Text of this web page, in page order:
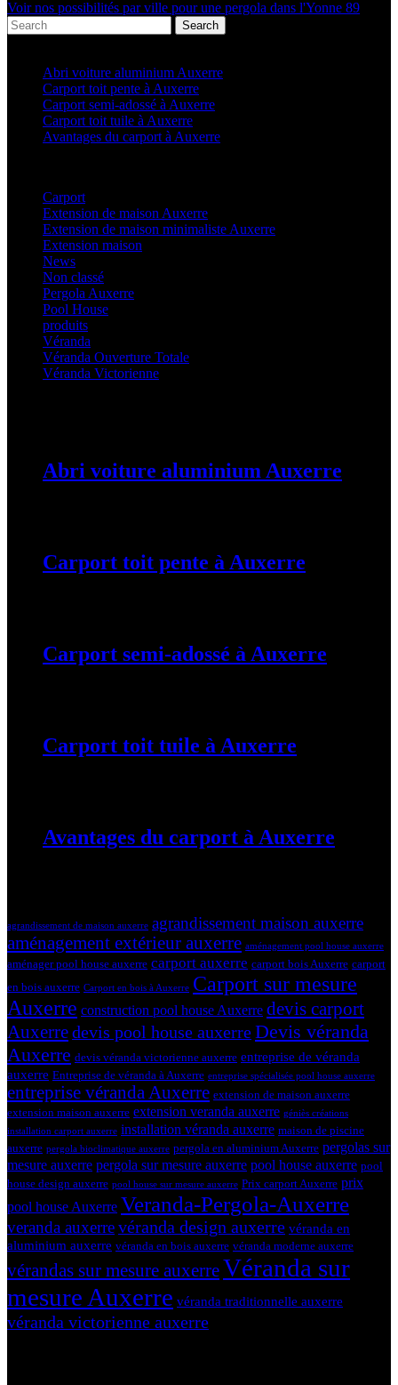
Voir nos possibilités par ville pour une pergola dans l'Yonne 89
Search
Abri voiture aluminium Auxerre
Carport toit pente à Auxerre
Carport semi-adossé à Auxerre
Carport toit tuile à Auxerre
Avantages du carport à Auxerre
Carport
Extension de maison Auxerre
Extension de maison minimaliste Auxerre
Extension maison
News
Non classé
Pergola Auxerre
Pool House
produits
Véranda
Véranda Ouverture Totale
Véranda Victorienne
Abri voiture aluminium Auxerre
Carport toit pente à Auxerre
Carport semi-adossé à Auxerre
Carport toit tuile à Auxerre
Avantages du carport à Auxerre
agrandissement de maison auxerre agrandissement maison auxerre
aménagement extérieur auxerre aménagement pool house auxerre
aménager pool house auxerre carport auxerre carport bois Auxerre carport
en bois auxerre Carport en bois à Auxerre Carport sur mesure
Auxerre construction pool house Auxerre devis carport
Auxerredevis pool house auxerreDevis véranda
Auxerre devis véranda victorienne auxerre entreprise de véranda
auxerre Entreprise de véranda à Auxerre entreprise spécialisée pool house auxerre
entreprise véranda Auxerre extension de maison auxerre
extension maison auxerre extension veranda auxerre géniès créations
installation carport auxerre installation véranda auxerre maison de piscine
auxerre pergola bioclimatique auxerre pergola en aluminium Auxerre pergolas sur
mesure auxerre pergola sur mesure auxerre pool house auxerre pool
house design auxerre pool house sur mesure auxerre Prix carport Auxerre prix
pool house Auxerre Veranda-Pergola-Auxerre
veranda auxerrevéranda design auxerre véranda en
aluminium auxerre véranda en bois auxerre véranda moderne auxerre
vérandas sur mesure auxerreVéranda sur
mesure Auxerre véranda traditionnelle auxerre
véranda victorienne auxerre